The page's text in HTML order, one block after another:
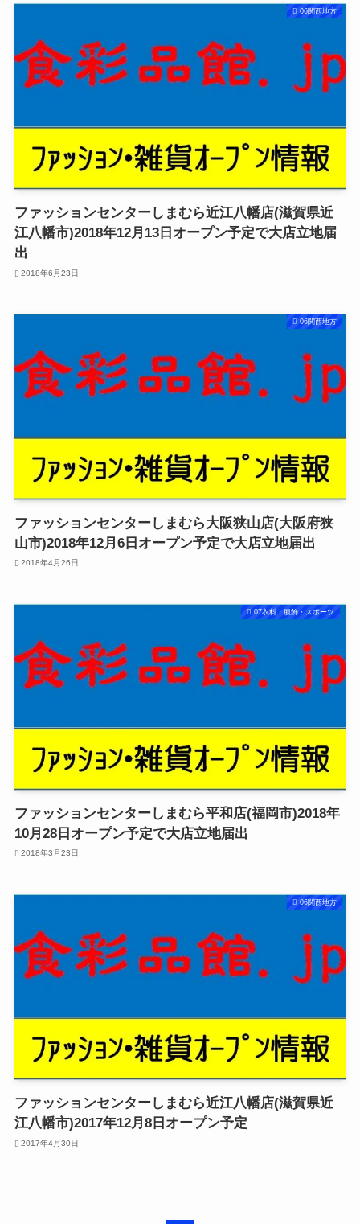
06関西地方
ファッションセンターしまむら近江八幡店(滋賀県近
江八幡市)2018年12月13日オープン予定で大店立地届
出
2018年6月23日
06関西地方
ファッションセンターしまむら大阪狭山店(大阪府狭
山市)2018年12月6日オープン予定で大店立地届出
2018年4月26日
07衣料・服飾・スポーツ
ファッションセンターしまむら平和店(福岡市)2018年
10月28日オープン予定で大店立地届出
2018年3月23日
06関西地方
ファッションセンターしまむら近江八幡店(滋賀県近
江八幡市)2017年12月8日オープン予定
2017年4月30日